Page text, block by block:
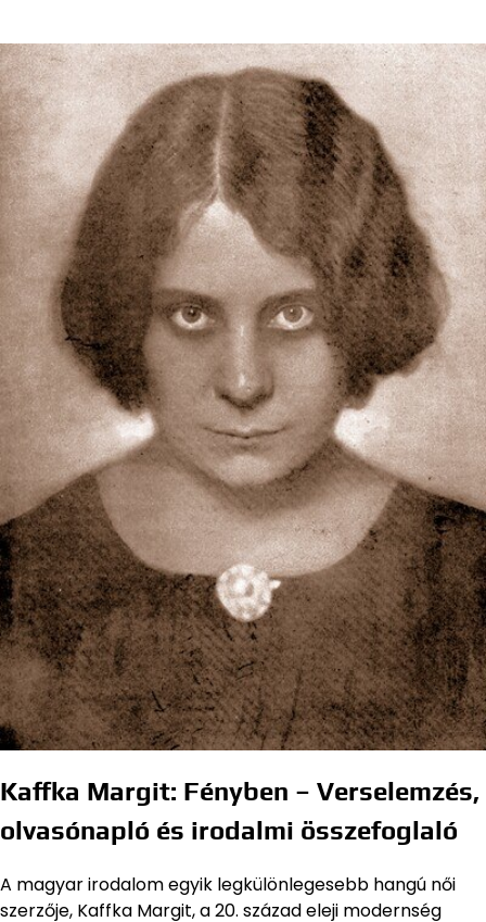
Kaffka Margit: Fényben – Verselemzés,
olvasónapló és irodalmi összefoglaló
A magyar irodalom egyik legkülönlegesebb hangú női
szerzője, Kaffka Margit, a 20. század eleji modernség